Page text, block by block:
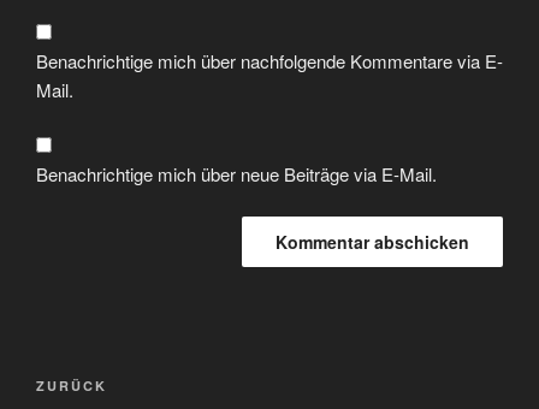
Benachrichtige mich über nachfolgende Kommentare via E-
Mail.
Benachrichtige mich über neue Beiträge via E-Mail.
ZURÜCK